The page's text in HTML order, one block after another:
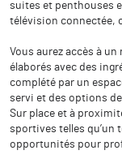
suites et penthouses
télévision connectée,
Vous aurez accès à
élaborés avec des
complété par un
servi et des options
Sur place et à
sportives telles qu’un
opportunités pour